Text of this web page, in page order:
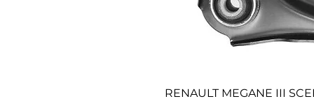
RENAULT MEGANE III